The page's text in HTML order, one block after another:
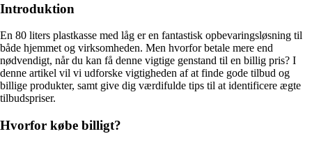
Introduktion
En 80 liters plastkasse med låg er en fantastisk opbevaringsløsning til
både hjemmet og virksomheden. Men hvorfor betale mere end
nødvendigt, når du kan få denne vigtige genstand til en billig pris? I
denne artikel vil vi udforske vigtigheden af at finde gode tilbud og
billige produkter, samt give dig værdifulde tips til at identificere ægte
tilbudspriser.
Hvorfor købe billigt?